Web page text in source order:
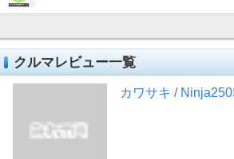
クルマレビュー一覧
カワサキ /